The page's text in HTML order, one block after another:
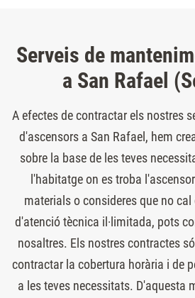
Serveis de
a San Rafael
A efectes de contractar els nostres
d'ascensors a San Rafael, hem
sobre la base de les teves
l'habitatge on es troba
materials o consideres que no
d'atenció tècnica il·limitada, pots
nosaltres. Els nostres contractes
contractar la cobertura horària i de
a les teves necessitats. D'aquesta